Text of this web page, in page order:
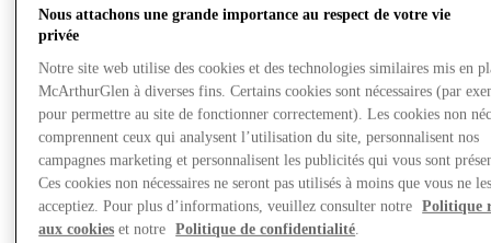
Actualités
Nous attachons une grande importance au respect de votre vie
privée
Notre site web utilise des cookies et des technologies similaires mis en
McArthurGlen à diverses fins. Certains cookies sont nécessaires (par
pour permettre au site de fonctionner correctement). Les cookies non
comprennent ceux qui analysent l’utilisation du site, personnalisent nos
campagnes marketing et personnalisent les publicités qui vous sont
Ces cookies non nécessaires ne seront pas utilisés à moins que vous ne
acceptiez. Pour plus d’informations, veuillez consulter notre
Politique
aux cookies et notre Politique de confidentialité.